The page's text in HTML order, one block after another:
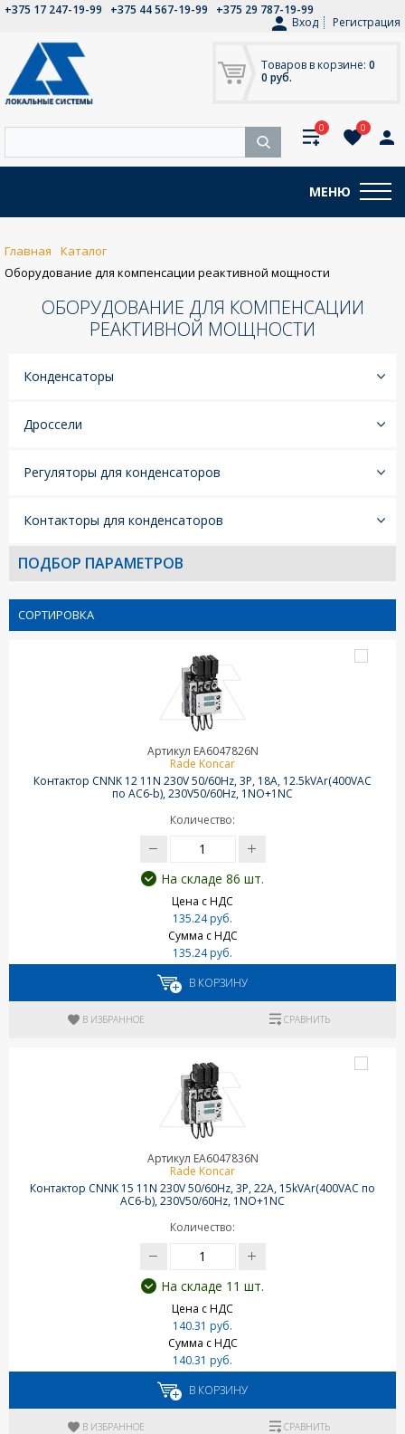
+375 17 247-19-99 +375 44 567-19-99
+375 29 787-19-99
Вход
Регистрация
Товаров в корзине: 0
0 руб.
0 0
МЕНЮ
Главная
Каталог
Оборудование для компенсации реактивной мощности
ОБОРУДОВАНИЕ ДЛЯ КОМПЕНСАЦИИ
РЕАКТИВНОЙ МОЩНОСТИ
Конденсаторы
Дроссели
Регуляторы для конденсаторов
Контакторы для конденсаторов
ПОДБОР ПАРАМЕТРОВ
СОРТИРОВКА
Артикул EA6047826N
Rade Koncar
Контактор CNNK 12 11N 230V 50/60Hz, 3P, 18A, 12.5kVAr(400VAC
по AC6-b), 230V50/60Hz, 1NO+1NC
Количество:
На складе 86 шт.
Цена с НДС
135.24 руб.
Сумма с НДС
135.24 руб.
В КОРЗИНУ
В ИЗБРАННОЕ СРАВНИТЬ
Артикул EA6047836N
Rade Koncar
Контактор CNNK 15 11N 230V 50/60Hz, 3P, 22A, 15kVAr(400VAC по
AC6-b), 230V50/60Hz, 1NO+1NC
Количество:
На складе 11 шт.
Цена с НДС
140.31 руб.
Сумма с НДС
140.31 руб.
В КОРЗИНУ
В ИЗБРАННОЕ СРАВНИТЬ